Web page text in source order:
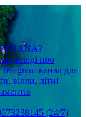
VITIANA?
про
канал для
вілли, літні
(24/7)